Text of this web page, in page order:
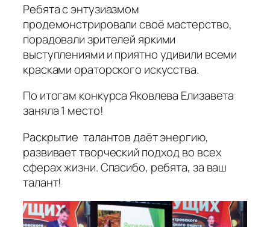
Ребята с энтузиазмом
продемонстрировали своё мастерство,
порадовали зрителей яркими
выступлениями и приятно удивили всеми
красками ораторского искусства.
По итогам конкурса Яковлева Елизавета
заняла 1 место!
Раскрытие талантов даёт энергию,
развивает творческий подход во всех
сферах жизни. Спасибо, ребята, за ваш
талант!